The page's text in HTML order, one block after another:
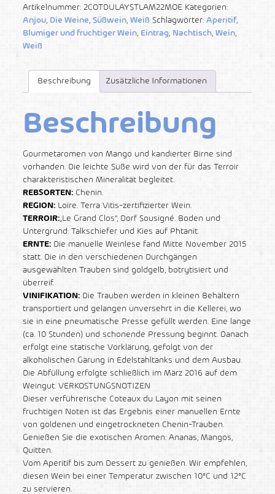
Artikelnummer: 2COTDULAYSTLAM22MOE Kategorien:
Anjou, Die Weine,Süßwein,Weiß Schlagwörter:Aperitif,
Blumiger und fruchtiger Wein, Eintrag, Nachtisch,Wein,
Weiß
Beschreibung Zusätzliche Informationen
Beschreibung
Gourmetaromen von Mango und kandierter Birne sind
vorhanden. Die leichte Süße wird von der für das Terroir
charakteristischen Mineralität begleitet.
REBSORTEN: Chenin.
REGION: Loire. Terra Vitis-zertifizierter Wein.
TERROIR:„Le Grand Clos“, Dorf Sousigné. Boden und
Untergrund: Talkschiefer und Kies auf Phtanit.
ERNTE: Die manuelle Weinlese fand Mitte November 2015
statt. Die in den verschiedenen Durchgängen
ausgewählten Trauben sind goldgelb, botrytisiert und
überreif.
VINIFIKATION: Die Trauben werden in kleinen Behältern
transportiert und gelangen unversehrt in die Kellerei, wo
sie in eine pneumatische Presse gefüllt werden. Eine lange
(ca. 10 Stunden) und schonende Pressung beginnt. Danach
erfolgt eine statische Vorklärung, gefolgt von der
alkoholischen Gärung in Edelstahltanks und dem Ausbau.
Die Abfüllung erfolgte schließlich im März 2016 auf dem
Weingut. VERKOSTUNGSNOTIZEN
Dieser verführerische Coteaux du Layon mit seinen
fruchtigen Noten ist das Ergebnis einer manuellen Ernte
von goldenen und eingetrockneten Chenin-Trauben.
Genießen Sie die exotischen Aromen: Ananas, Mangos,
Quitten.
Vom Aperitif bis zum Dessert zu genießen. Wir empfehlen,
diesen Wein bei einer Temperatur zwischen 10°C und 12°C
zu servieren.